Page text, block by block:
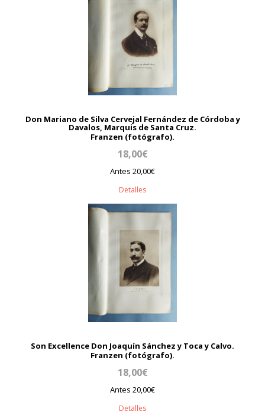
Don Mariano de Silva Cervejal Fernández de Córdoba y
Davalos, Marquis de Santa Cruz.
Franzen (fotógrafo).
18,00€
Antes 20,00€
Detalles
Son Excellence Don Joaquín Sánchez y Toca y Calvo.
Franzen (fotógrafo).
18,00€
Antes 20,00€
Detalles